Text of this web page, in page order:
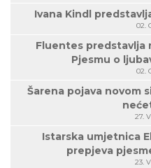
Ivana Kindl
02.
Fluentes predstavlja
Pjesmu o
02.
Šarena pojava novom
27.
Istarska umjetnica
prepjeva
23.